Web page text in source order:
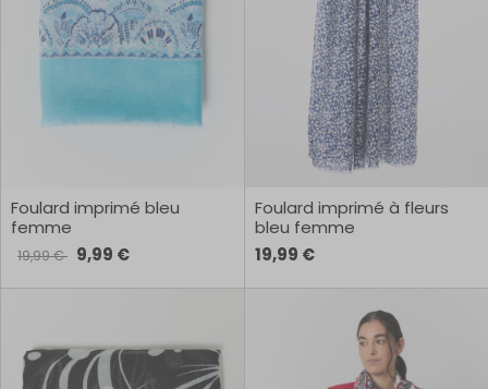
Foulard imprimé bleu
femme
19,99 € 9,99 €
Foulard imprimé à fleurs
bleu femme
19,99 €